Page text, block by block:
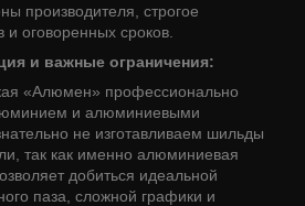
производителя, строгое
оговоренных сроков.
и важные ограничения:
«Алюмен» профессионально
и алюминиевыми
не изготавливаем шильды
так как именно алюминиевая
добиться идеальной
паза, сложной графики и